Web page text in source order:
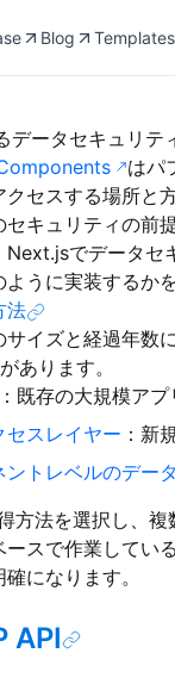
Blog Templates
データセキュリテ
はパ
クセスする場所と
キュリティの前
Next.jsでデータセ
うに実装するか
法
サイズと経過年数
あります。
：既存の大規模ア
セスレイヤー ：新
ントレベルのデー
方法を選択し、
ースで作業してい
になります。
API